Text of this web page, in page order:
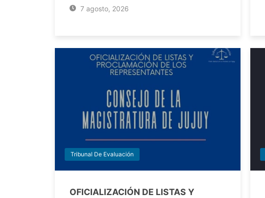
7 agosto, 2026
Tribunal De Evaluación
OFICIALIZACIÓN DE LISTAS Y